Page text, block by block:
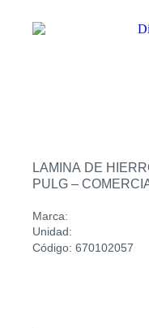
LAMINA DE
PULG –
Marca:
Unidad:
Código: 670102057